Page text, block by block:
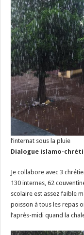
l’internat sous la pluie
Dialogue islamo-
Je collabore avec 3
130 internes, 62
scolaire est assez faible
poisson à tous les repas
l’après-midi quand la